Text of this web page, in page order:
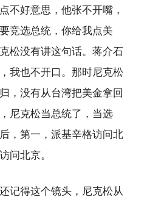
不好意思，他张不开嘴，
竞选总统，你给我点美
松没有讲这句话。蒋介石
我也不开口。那时尼克松
，没有从台湾把美金拿回
尼克松当总统了，当选
，第一，派基辛格访问北
问北京。
记得这个镜头，尼克松从